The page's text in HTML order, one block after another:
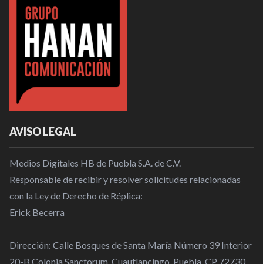
AVISO LEGAL
Medios Digitales HB de Puebla S.A. de C.V.
Responsable de recibir y resolver solicitudes relacionadas
con la Ley de Derecho de Réplica:
Erick Becerra
Dirección: Calle Bosques de Santa María Número 39 Interior
20-B Colonia Sanctorum, Cuautlancingo, Puebla, CP 72730